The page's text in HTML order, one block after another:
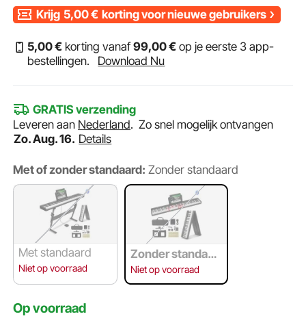
Krijg 5,00€ korting voor nieuwe gebruikers
5,00€ korting vanaf99,00€ op je eerste 3 app-
bestellingen.
Download Nu
GRATIS verzending
Leveren aan Nederland.Zo snel mogelijk ontvangen
Zo. Aug. 16. Details
Met of zonder standaard: Zonder standaard
Met standaard
Niet op voorraad
Zonder standaar
d
Niet op voorraad
Op voorraad